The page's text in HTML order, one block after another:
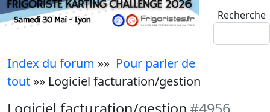
Recherche
Index du forum »» Pour parler de
tout »» Logiciel facturation/gestion